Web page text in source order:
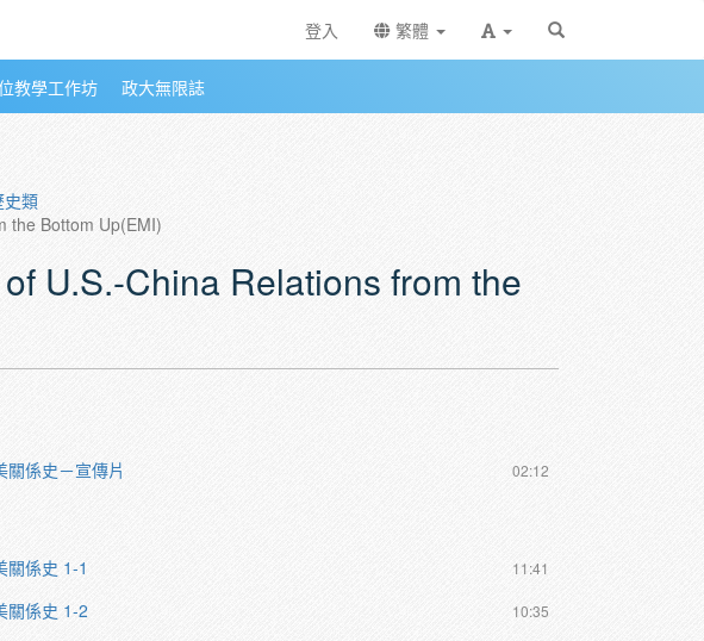
登入 繁體
教學工作坊 政大無限誌
類
the Bottom Up(EMI)
U.S.-China Relations from the
02:12
係史－宣傳片
11:41
關係史 1-1
10:35
關係史 1-2